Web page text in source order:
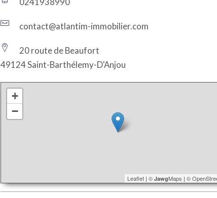
contact@atlantim-immobilier.com
20 route de Beaufort
49124 Saint-Barthélemy-D'Anjou
+
−
Leaflet| © JawgMaps | ©